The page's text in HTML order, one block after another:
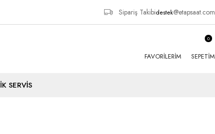
Sipariş Takibidestek@etapsaat.com
SEPETIM
0
FAVORILERIM
SERVİS